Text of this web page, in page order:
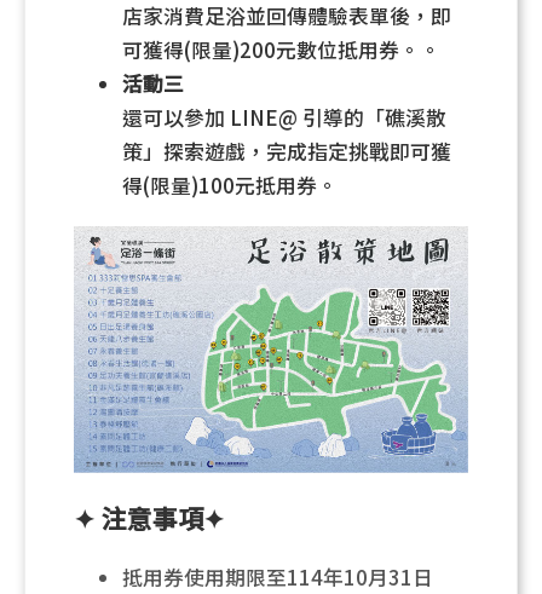
店家消費足浴並回傳體驗表單後，即
可獲得(限量)200元數位抵用券。。
活動三
還可以參加 LINE@ 引導的「礁溪散
策」探索遊戲，完成指定挑戰即可獲
得(限量)100元抵用券。
✦ 注意事項✦
抵用券使用期限至114年10月31日